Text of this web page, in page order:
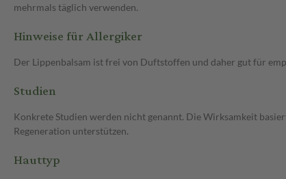
mehrmals täglich verwenden.
Hinweise für Allergiker
Der Lippenbalsam ist frei von Duftstoffen und daher gut für
Studien
Konkrete Studien werden nicht genannt. Die Wirksamkeit
Regeneration unterstützen.
Hauttyp